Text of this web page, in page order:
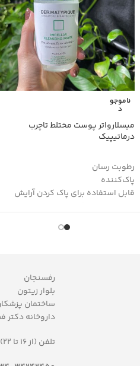
ناموجو
د
میسلارواتر پوست مختلط تاچرب
درماتیپیک
رطوبت رسان
پاک‌کننده
قابل استفاده برای پاک کردن آرایش
حاوی گلیسیرین، آلانتوئین، عصاره
جلوگیری از خشکی پوست
پیشگیری از ایجاد جوش
رفسنجان
بلوار زیتون
ساختمان
داروخانه
تلفن (از 16 تا 22):